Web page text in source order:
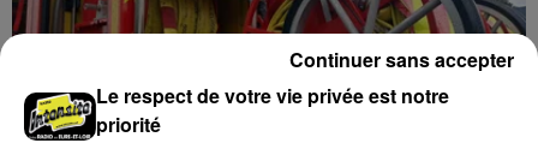
Le respect de votre vie privée est notre
priorité
Continuer sans accepter